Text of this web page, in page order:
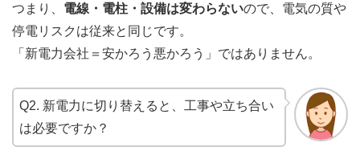
つまり、 電線・電柱・設備は変わらないので、電気の質や
停電リスクは従来と同じです。
「新電力会社＝安かろう悪かろう」ではありません。
Q2. 新電力に切り替えると、工事や立ち合い
は必要ですか？